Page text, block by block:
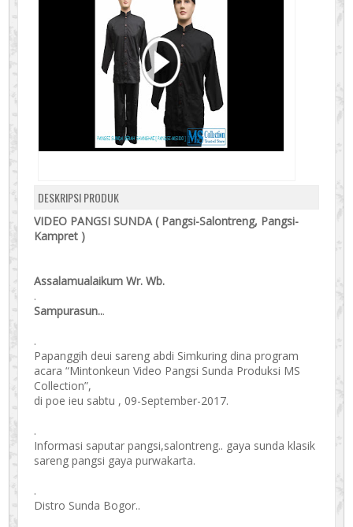
DESKRIPSI PRODUK
VIDEO PANGSI SUNDA ( Pangsi-Salontreng, Pangsi-
Kampret )
Assalamualaikum Wr. Wb.
.
Sampurasun...
.
Papanggih deui sareng abdi Simkuring dina program
acara “Mintonkeun Video Pangsi Sunda Produksi MS
Collection”,
di poe ieu sabtu , 09-September-2017.
.
Informasi saputar pangsi,salontreng.. gaya sunda klasik
sareng pangsi gaya purwakarta.
.
Distro Sunda Bogor..